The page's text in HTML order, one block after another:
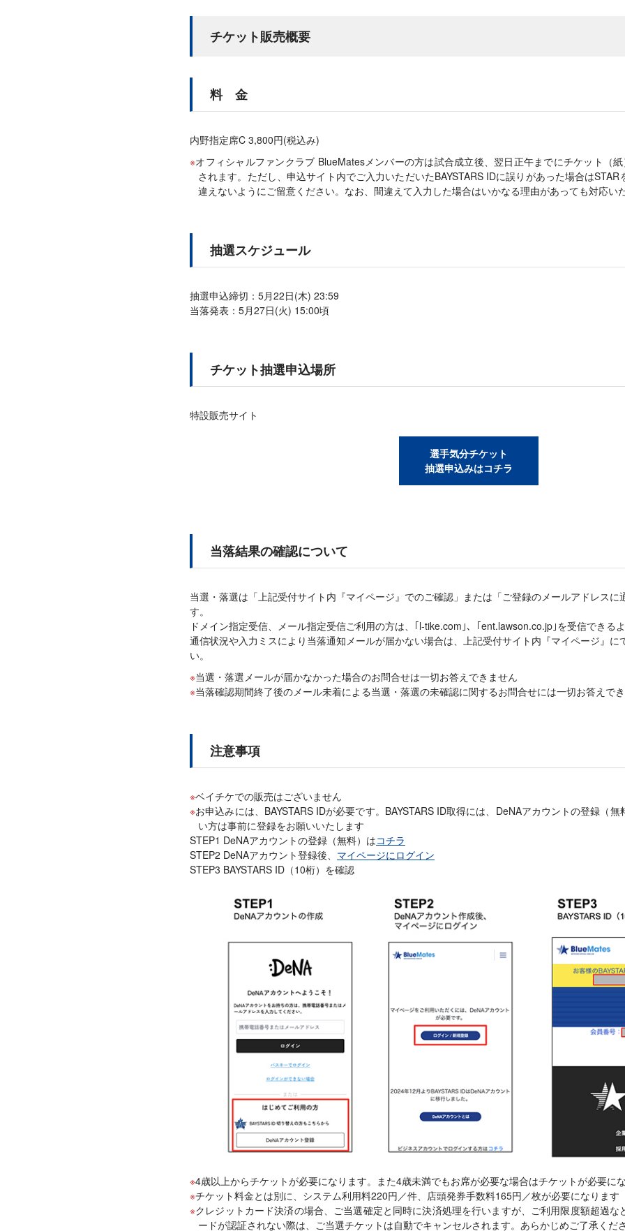
チケット販売概要
料 金
内野指定席C 3,800円(税込み)
オフィシャルファンクラブ BlueMatesメンバーの方は試合成立後、翌日正午までにチケット（
されます。ただし、申込サイト内でご入力いただいたBAYSTARS IDに誤りがあった場合は
違えないようにご留意ください。なお、間違えて入力した場合はいかなる理由があっても対応い
抽選スケジュール
抽選申込締切：5月22日(木) 23:59
当落発表：5月27日(火) 15:00頃
チケット抽選申込場所
特設販売サイト
選手気分チケット
抽選申込みはコチラ
当落結果の確認について
当選・落選は「上記受付サイト内『マイページ』でのご確認」または「ご登録のメールアドレスに
す。
ドメイン指定受信、メール指定受信ご利用の方は、｢l-tike.com｣、｢ent.lawson.co.jp｣を受信できる
通信状況や入力ミスにより当落通知メールが届かない場合は、上記受付サイト内『マイページ』に
い。
当選・落選メールが届かなかった場合のお問合せは一切お答えできません
当落確認期間終了後のメール未着による当選・落選の未確認に関するお問合せには一切お答えで
注意事項
ベイチケでの販売はございません
お申込みには、BAYSTARS IDが必要です。BAYSTARS ID取得には、DeNAアカウントの登録（
い方は事前に登録をお願いいたします
STEP1 DeNAアカウントの登録（無料）はコチラ
STEP2 DeNAアカウント登録後、 マイページにログイン
STEP3 BAYSTARS ID（10桁）を確認
4歳以上からチケットが必要になります。また4歳未満でもお席が必要な場合はチケットが必要に
チケット料金とは別に、システム利用料220円／件、店頭発券手数料165円／枚が必要になります
クレジットカード決済の場合、ご当選確定と同時に決済処理を行いますが、ご利用限度額超過な
ードが認証されない際は、ご当選チケットは自動でキャンセルされます。あらかじめご了承くだ